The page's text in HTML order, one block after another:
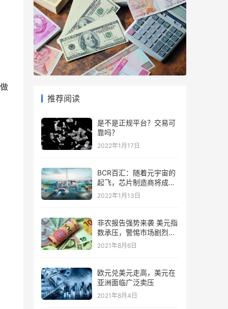
推荐阅读
是不是正规平台？交易可
靠吗？
2022年1月17日
BCR百汇：随着元宇宙的
起飞，芯片制造商将成为
“赢家”
2022年1月13日
非农报告强势来袭 美元指
数承压，警惕市场剧烈波
动
2021年8月6日
欧元兑美元走高，美元在
亚洲面临广泛卖压
2021年8月4日